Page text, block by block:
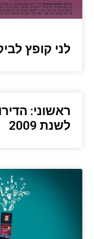
לני קופץ
ראשוני:
לשנת 2009